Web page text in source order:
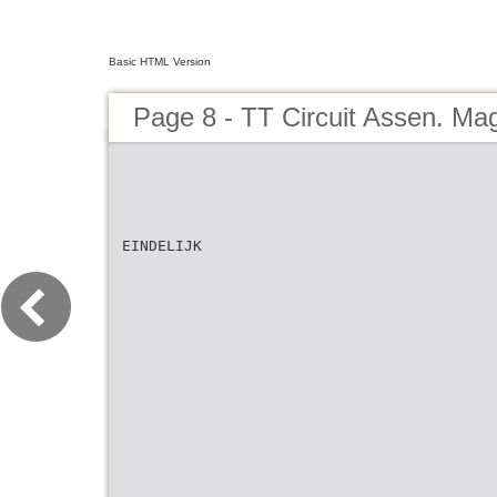
Basic HTML Version
Page 8 - TT Circuit Assen.
EINDELIJK